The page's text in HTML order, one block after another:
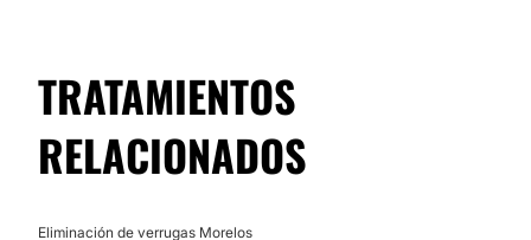
Posibilidad de videoconsulta:
No
Financiación o facilidades de pago:
TRATAMIENTOS
RELACIONADOS
Eliminación de verrugas Morelos